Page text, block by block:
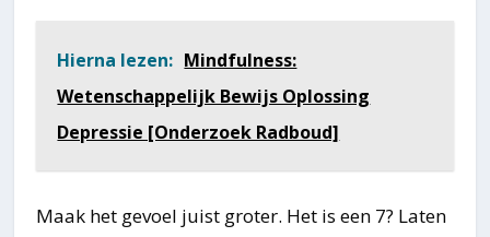
Hierna lezen: Mindfulness:
Wetenschappelijk Bewijs Oplossing
Depressie [Onderzoek Radboud]
Maak het gevoel juist groter. Het is een 7? Laten